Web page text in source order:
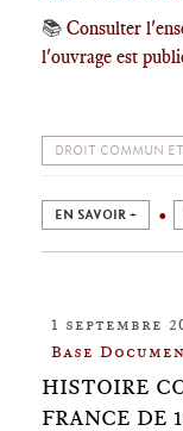
📚 Consulter
l'ouvrage est
DROIT COMMUN
EN SAVOIR +
1 septembre
Base
HISTOIRE
FRANCE DE